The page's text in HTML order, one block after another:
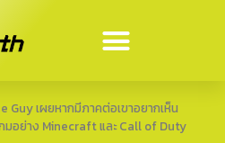
Guy เผยหากมีภาคต่อเขาอยากเห็น
มอย่าง Minecraft และ Call of Duty